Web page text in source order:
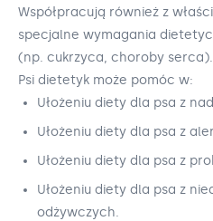
Współpracują również z
specjalne wymagania
(np. cukrzyca, choroby serca).
Psi dietetyk może pomóc w:
Ułożeniu diety dla psa z
Ułożeniu diety dla psa z
Ułożeniu diety dla psa z
Ułożeniu diety dla psa z
odżywczych.